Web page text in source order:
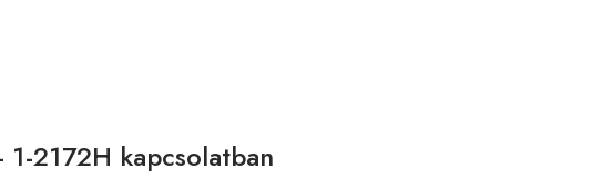
1-2172H kapcsolatban